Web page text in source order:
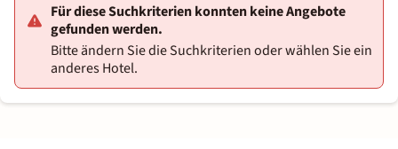
Für diese Suchkriterien konnten keine Angebote
gefunden werden.
Bitte ändern Sie die Suchkriterien oder wählen Sie ein
anderes Hotel.